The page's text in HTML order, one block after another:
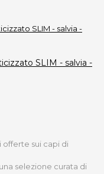
SLIM - salvia -
offerte sui capi di
selezione curata di